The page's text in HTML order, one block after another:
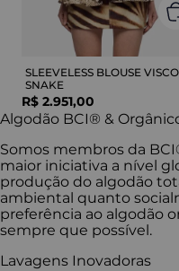
SLEEVELESS BLOUSE
SNAKE
R$ 2.951,00
Algodão BCI® &
Somos membros da
maior iniciativa a nível
produção do algodão
ambiental quanto
preferência ao algodão
sempre que possível.
Lavagens Inovadoras